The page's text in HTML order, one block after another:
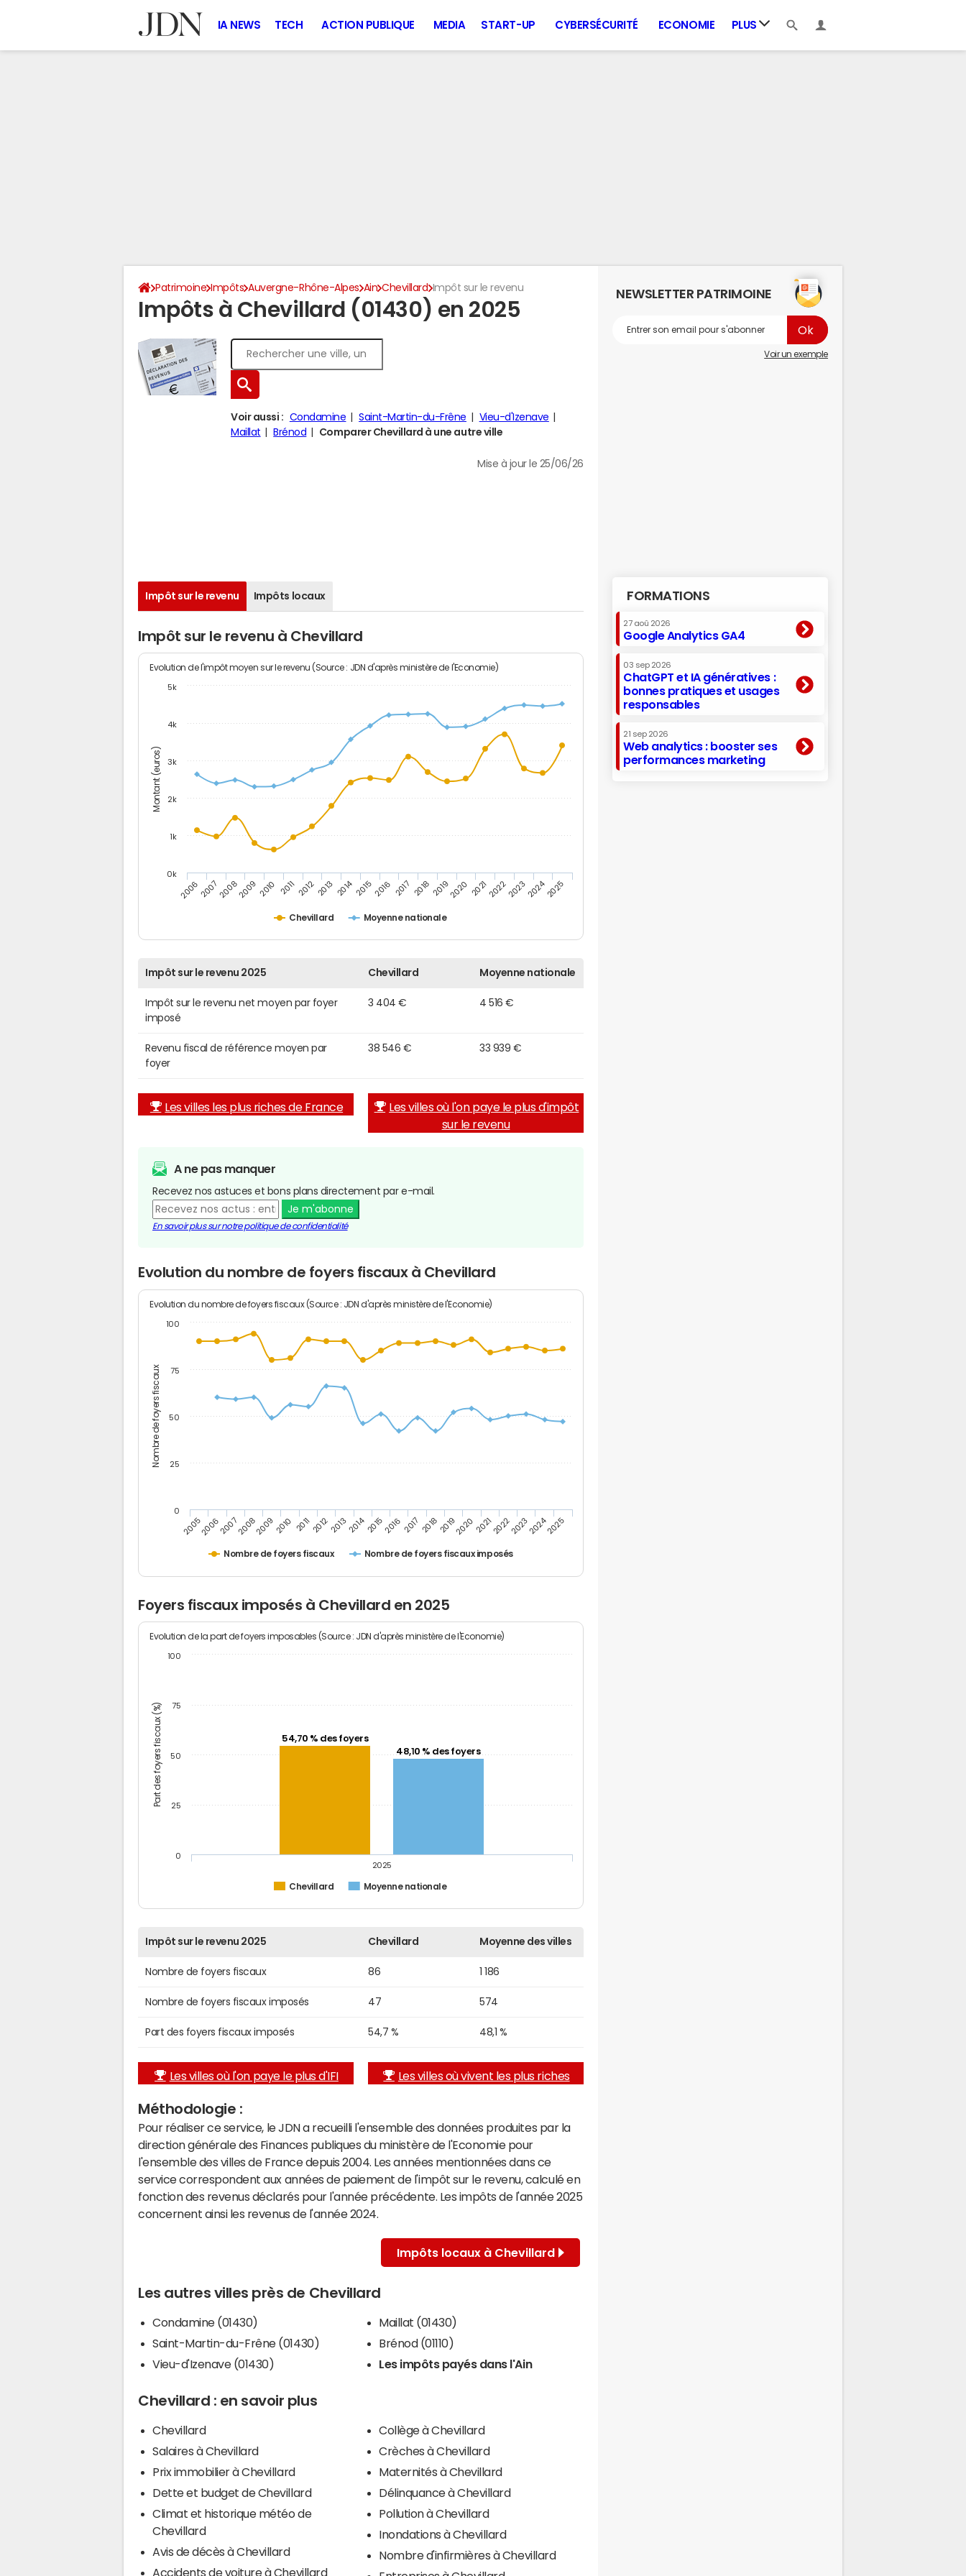
IA NEWS TECH ACTION PUBLIQUE MEDIA START-UP CYBERSÉCURITÉ ECONOMIE PLUS
Patrimoine Impôts Auvergne-Rhône-Alpes Ain Chevillard Impôt sur le revenu
Impôts à Chevillard (01430) en 2025
Voir aussi : Condamine Saint-Martin-du-Frêne
Vieu-d'Izenave
Maillat
Brénod Comparer Chevillard à une autre ville
Mise à jour le 25/06/26
Impôt sur le revenu Impôts locaux
Impôt sur le revenu à Chevillard
Montant (euros)
Evolution de l'impôt moyen sur le revenu (Source : JDN d'après ministère de l'Economie)
Chevillard Moyenne nationale
20062007200820092010 2011 20122013 201420152016 2017 201820192020 20212022202320242025
0k
1k
2k
3k
4k
5k
Impôt sur le revenu 2025 Chevillard Moyenne nationale
Impôt sur le revenu net moyen par foyer
imposé
3 404 € 4 516 €
Revenu fiscal de référence moyen par
foyer
38 546 € 33 939 €
Les villes les plus riches de France
Les villes où l'on paye le plus d'impôt
sur le revenu
A ne pas manquer
Recevez nos astuces et bons plans directement par e-mail.
Je m'abonne
En savoir plus sur notre politique de confidentialité
Evolution du nombre de foyers fiscaux à Chevillard
Nombre de foyers fiscaux
Evolution du nombre de foyers fiscaux (Source : JDN d'après ministère de l'Economie)
Nombre de foyers fiscaux Nombre de foyers fiscaux imposés
200520062007200820092010 201120122013201420152016 2017 20182019202020212022202320242025
0
25
50
75
100
Foyers fiscaux imposés à Chevillard en 2025
Part des foyers fiscaux (%)
Evolution de la part de foyers imposables (Source : JDN d'après ministère de l'Economie)
54,70 % des foyers
48,10 % des foyers
Chevillard Moyenne nationale
2025
0
25
50
75
100
Impôt sur le revenu 2025 Chevillard Moyenne des villes
Nombre de foyers fiscaux 86 1 186
Nombre de foyers fiscaux imposés 47 574
Part des foyers fiscaux imposés 54,7 % 48,1 %
Les villes où l'on paye le plus d'IFI Les villes où vivent les plus riches
Méthodologie :
Pour réaliser ce service, le JDN a recueilli l'ensemble des données produites par la
direction générale des Finances publiques du ministère de l'Economie pour
l'ensemble des villes de France depuis 2004. Les années mentionnées dans ce
service correspondent aux années de paiement de l'impôt sur le revenu, calculé en
fonction des revenus déclarés pour l'année précédente. Les impôts de l'année 2025
concernent ainsi les revenus de l'année 2024.
Impôts locaux à Chevillard
Les autres villes près de Chevillard
Condamine (01430)
Saint-Martin-du-Frêne (01430)
Vieu-d'Izenave (01430)
Maillat (01430)
Brénod (01110)
Les impôts payés dans l'Ain
Chevillard : en savoir plus
Chevillard
Salaires à Chevillard
Prix immobilier à Chevillard
Dette et budget de Chevillard
Climat et historique météo de
Chevillard
Avis de décès à Chevillard
Accidents de voiture à Chevillard
Collège à Chevillard
Crèches à Chevillard
Maternités à Chevillard
Délinquance à Chevillard
Pollution à Chevillard
Inondations à Chevillard
Nombre d'infirmières à Chevillard
NEWSLETTER PATRIMOINE
Voir un exemple
FORMATIONS
27 aoû 2026
Google Analytics GA4
03 sep 2026
ChatGPT et IA génératives :
bonnes pratiques et usages
responsables
21 sep 2026
Web analytics : booster ses
performances marketing